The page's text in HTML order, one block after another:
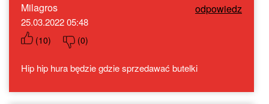
Milagros odpowiedz
25.03.2022 05:48
(10) (0)
Hip hip hura będzie gdzie sprzedawać butelki